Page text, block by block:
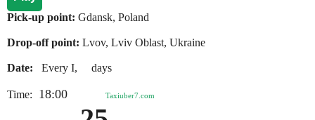
Pick-up point: Gdansk, Poland
Drop-off point: Lvov, Lviv Oblast, Ukraine
Date: Every I, days
Time: 18:00 Taxiuber7.com